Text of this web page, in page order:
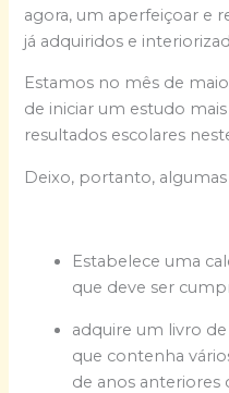
agora, um aperfeiçoar e
já adquiridos e
Estamos no mês de
de iniciar um estudo
resultados escolares
Deixo, portanto,
Estabelece uma
que deve ser
adquire um livro
que contenha
de anos anteriores